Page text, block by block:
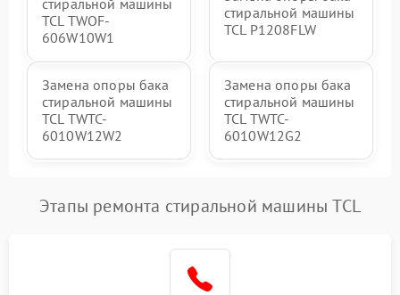
стиральной машины
TCL TWOF-
606W10W1
стиральной машины
TCL P1208FLW
Замена опоры бака
стиральной машины
TCL TWTC-
6010W12W2
Замена опоры бака
стиральной машины
TCL TWTC-
6010W12G2
Этапы ремонта стиральной машины TCL